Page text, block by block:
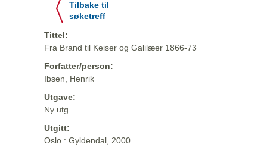
Tilbake til
søketreff
Tittel:
Fra Brand til Keiser og Galilæer 1866-73
Forfatter/person:
Ibsen, Henrik
Utgave:
Ny utg.
Utgitt:
Oslo : Gyldendal, 2000